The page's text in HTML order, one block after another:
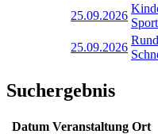
25.09.2026
25.09.2026
Suchergebnis
Datum Veranstaltung Ort